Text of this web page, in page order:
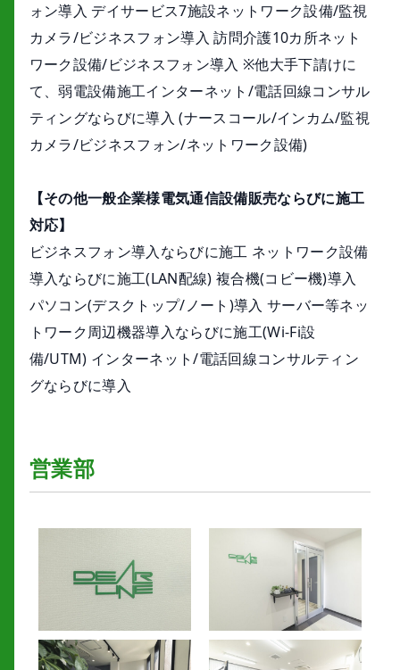
ォン導入 デイサービス7施設ネットワーク設備/監視
カメラ/ビジネスフォン導入 訪問介護10カ所ネット
ワーク設備/ビジネスフォン導入 ※他大手下請けに
て、弱電設備施工インターネット/電話回線コンサル
ティングならびに導入 (ナースコール/インカム/監視
カメラ/ビジネスフォン/ネットワーク設備)
【その他一般企業様電気通信設備販売ならびに施工
対応】
ビジネスフォン導入ならびに施工 ネットワーク設備
導入ならびに施工(LAN配線) 複合機(コビー機)導入
パソコン(デスクトップ/ノート)導入 サーバー等ネッ
トワーク周辺機器導入ならびに施工(Wi-Fi設
備/UTM) インターネット/電話回線コンサルティン
グならびに導入
営業部